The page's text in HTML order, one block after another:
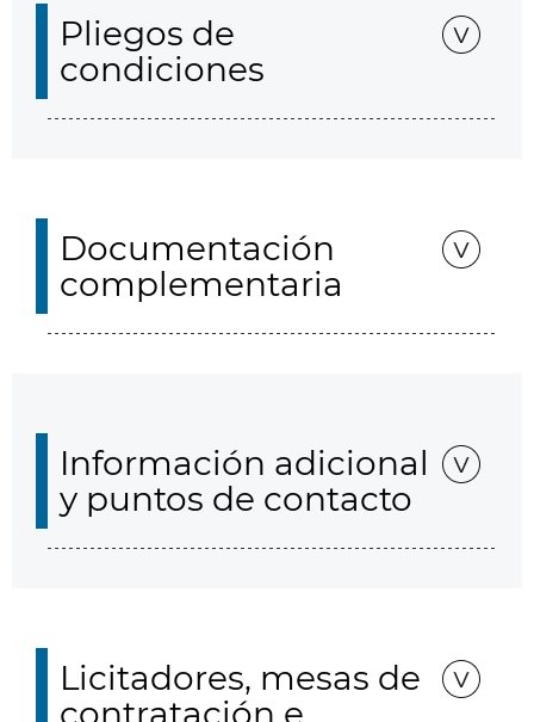
Pliegos de
condiciones
Documentación
complementaria
Información adicional
y puntos de contacto
Licitadores, mesas de
contratación e